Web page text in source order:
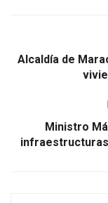
Alcaldía de
Ministro